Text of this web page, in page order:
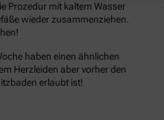
Prozedur mit kaltem Wasser
wieder zusammenziehen.
haben einen ähnlichen
Herzleiden aber vorher den
erlaubt ist!